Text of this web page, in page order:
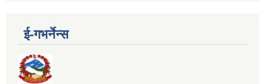
ई-गभर्नेन्स